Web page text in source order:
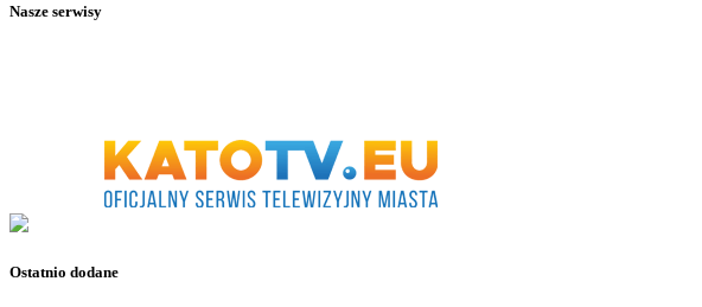
Nasze serwisy
Ostatnio dodane